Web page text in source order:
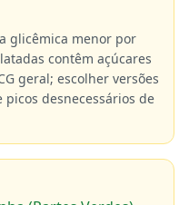
glicêmica menor por
contêm açúcares
geral; escolher versões
desnecessários de